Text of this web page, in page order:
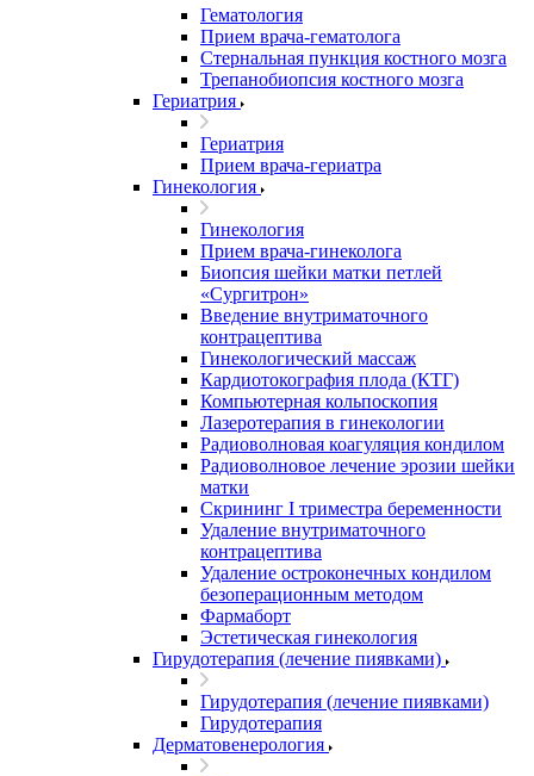
Гематология
Прием врача-гематолога
Стернальная пункция костного мозга
Трепанобиопсия костного мозга
Гериатрия
Гериатрия
Прием врача-гериатра
Гинекология
Гинекология
Прием врача-гинеколога
Биопсия шейки матки петлей
«Сургитрон»
Введение внутриматочного
контрацептива
Гинекологический массаж
Кардиотокография плода (КТГ)
Компьютерная кольпоскопия
Лазеротерапия в гинекологии
Радиоволновая коагуляция кондилом
Радиоволновое лечение эрозии шейки
матки
Скрининг I триместра беременности
Удаление внутриматочного
контрацептива
Удаление остроконечных кондилом
безоперационным методом
Фармаборт
Эстетическая гинекология
Гирудотерапия (лечение пиявками)
Гирудотерапия (лечение пиявками)
Гирудотерапия
Дерматовенерология